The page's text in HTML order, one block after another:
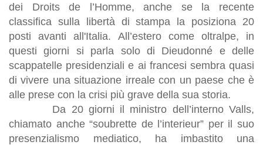
dei Droits de l’Homme, anche se la recente
classifica sulla libertà di stampa la posiziona 20
posti avanti all'Italia. All’estero come oltralpe, in
questi giorni si parla solo di Dieudonné e delle
scappatelle presidenziali e ai francesi sembra quasi
di vivere una situazione irreale con un paese che è
alle prese con la crisi più grave della sua storia.
Da 20 giorni il ministro dell’interno Valls,
chiamato anche “soubrette de l’interieur” per il suo
presenzialismo mediatico, ha imbastito una